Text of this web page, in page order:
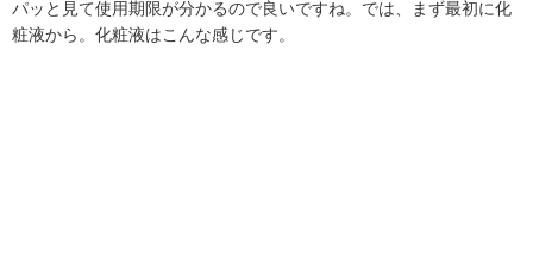
パッと見て使用期限が分かるので良いですね。では、まず最初に化
粧液から。化粧液はこんな感じです。